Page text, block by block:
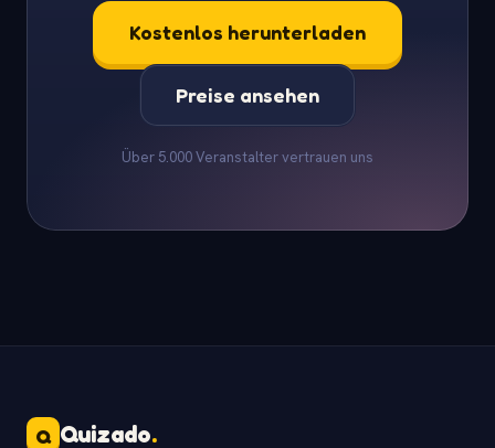
Kostenlos herunterladen
Preise ansehen
Über 5.000 Veranstalter vertrauen uns
Q Quizado.